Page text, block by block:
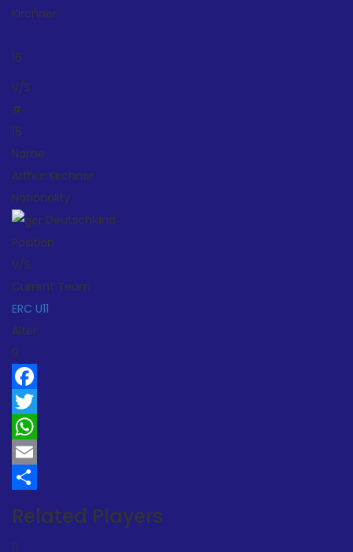
Kirchner
16
V/S
#
16
Name
Arthur Kirchner
Nationality
Deutschland
Position
V/S
Current Team
ERC U11
Alter
9
Facebook
Twitter
WhatsApp
Email
Related Players